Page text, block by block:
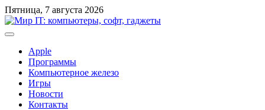
Перейти
к
содержимому
Пятница, 7 августа 2026
Apple
Программы
Компьютерное железо
Игры
Новости
Контакты